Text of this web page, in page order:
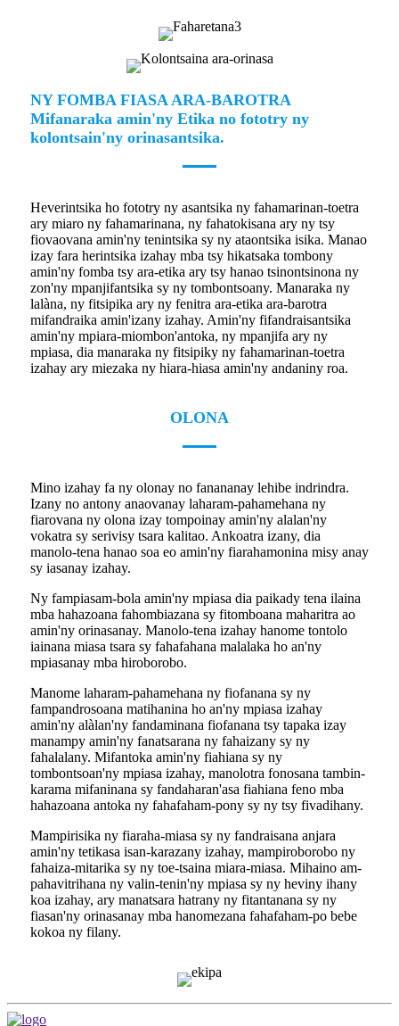
NY FOMBA FIASA ARA-BAROTRA
Mifanaraka amin'ny Etika no fototry ny
kolontsain'ny orinasantsika.
Heverintsika ho fototry ny asantsika ny fahamarinan-toetra
ary miaro ny fahamarinana, ny fahatokisana ary ny tsy
fiovaovana amin'ny tenintsika sy ny ataontsika isika. Manao
izay fara herintsika izahay mba tsy hikatsaka tombony
amin'ny fomba tsy ara-etika ary tsy hanao tsinontsinona ny
zon'ny mpanjifantsika sy ny tombontsoany. Manaraka ny
lalàna, ny fitsipika ary ny fenitra ara-etika ara-barotra
mifandraika amin'izany izahay. Amin'ny fifandraisantsika
amin'ny mpiara-miombon'antoka, ny mpanjifa ary ny
mpiasa, dia manaraka ny fitsipiky ny fahamarinan-toetra
izahay ary miezaka ny hiara-hiasa amin'ny andaniny roa.
OLONA
Mino izahay fa ny olonay no fanananay lehibe indrindra.
Izany no antony anaovanay laharam-pahamehana ny
fiarovana ny olona izay tompoinay amin'ny alalan'ny
vokatra sy serivisy tsara kalitao. Ankoatra izany, dia
manolo-tena hanao soa eo amin'ny fiarahamonina misy anay
sy iasanay izahay.
Ny fampiasam-bola amin'ny mpiasa dia paikady tena ilaina
mba hahazoana fahombiazana sy fitomboana maharitra ao
amin'ny orinasanay. Manolo-tena izahay hanome tontolo
iainana miasa tsara sy fahafahana malalaka ho an'ny
mpiasanay mba hiroborobo.
Manome laharam-pahamehana ny fiofanana sy ny
fampandrosoana matihanina ho an'ny mpiasa izahay
amin'ny alàlan'ny fandaminana fiofanana tsy tapaka izay
manampy amin'ny fanatsarana ny fahaizany sy ny
fahalalany. Mifantoka amin'ny fiahiana sy ny
tombontsoan'ny mpiasa izahay, manolotra fonosana tambin-
karama mifaninana sy fandaharan'asa fiahiana feno mba
hahazoana antoka ny fahafaham-pony sy ny tsy fivadihany.
Mampirisika ny fiaraha-miasa sy ny fandraisana anjara
amin'ny tetikasa isan-karazany izahay, mampiroborobo ny
fahaiza-mitarika sy ny toe-tsaina miara-miasa. Mihaino am-
pahavitrihana ny valin-tenin'ny mpiasa sy ny heviny ihany
koa izahay, ary manatsara hatrany ny fitantanana sy ny
fiasan'ny orinasanay mba hanomezana fahafaham-po bebe
kokoa ny filany.